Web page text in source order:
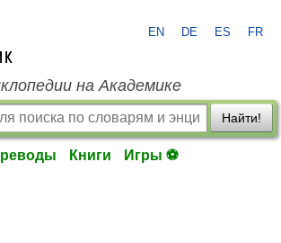
EN DE ES FR
на Академике
Найти!
Книги Игры ⚽